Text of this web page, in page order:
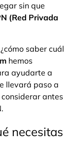
sin que
(Red Privada
saber cuál
hemos
ayudarte a
llevará paso a
antes
necesitas